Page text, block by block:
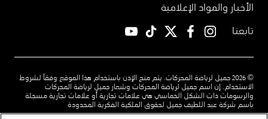
الأخبار والمواد الإعلامية
تابعنا
instagram
facebook
twitter
TikTok
© 2026 جميل لرياضة المحركات. يتم منح الإذن باستخدام هذا الموقع وفقاً لشروط
الاستخدام. إن اسم جميل لرياضة المحركات وشعار جميل لرياضة المحركات
والرسومات ذات الشكل الخماسي هي علامات تجارية أو علامات تجارية مسجلة
باسم شركة عبد اللطيف جميل لحقوق الملكية الفكرية المحدودة